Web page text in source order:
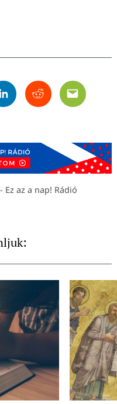
LinkedinRedditEmail
az a nap! Rádió